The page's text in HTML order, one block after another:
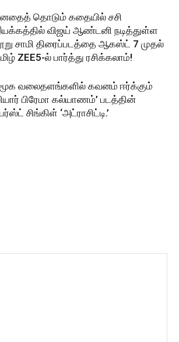
தொடும் கதையில் சசி
விஜய் ஆண்டனி நடித்துள்ள
சாமி திரைப்படத்தை ஆகஸ்ட் 7 முதல்
ZEE5-ல் பார்த்து ரசிக்கலாம்!
வலைதளங்களில் கவனம் ஈர்க்கும்
பிரேமா கல்யாணம்’ படத்தின்
சிங்கிள் ‘அட்ராசிட்டி.’